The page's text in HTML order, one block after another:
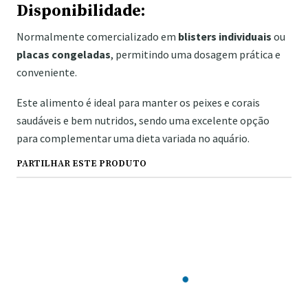
Disponibilidade:
Normalmente comercializado em blisters individuais ou
placas congeladas, permitindo uma dosagem prática e
conveniente.
Este alimento é ideal para manter os peixes e corais
saudáveis e bem nutridos, sendo uma excelente opção
para complementar uma dieta variada no aquário.
PARTILHAR ESTE PRODUTO